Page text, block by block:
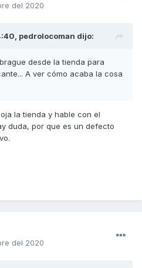
del 2020
pedrolocoman dijo:
desde la tienda para
A ver cómo acaba la cosa
la tienda y hable con el
duda, por que es un defecto
del 2020